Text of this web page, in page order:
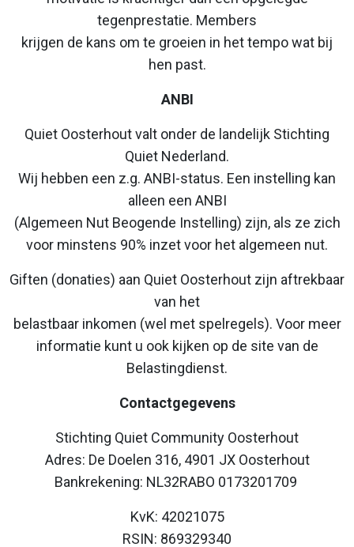
tegenprestatie. Members
krijgen de kans om te groeien in het tempo wat bij
hen past.
ANBI
Quiet Oosterhout valt onder de landelijk Stichting
Quiet Nederland.
Wij hebben een z.g. ANBI-status. Een instelling kan
alleen een ANBI
(Algemeen Nut Beogende Instelling) zijn, als ze zich
voor minstens 90% inzet voor het algemeen nut.
Giften (donaties) aan Quiet Oosterhout zijn aftrekbaar
van het
belastbaar inkomen (wel met spelregels). Voor meer
informatie kunt u ook kijken op de site van de
Belastingdienst.
Contactgegevens
Stichting Quiet Community Oosterhout
Adres: De Doelen 316, 4901 JX Oosterhout
Bankrekening: NL32RABO 0173201709
KvK: 42021075
RSIN: 869329340